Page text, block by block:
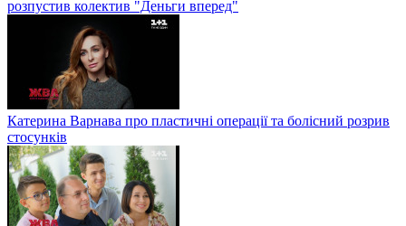
розпустив колектив "Деньги вперед"
Катерина Варнава про пластичні операції та болісний розрив
стосунків